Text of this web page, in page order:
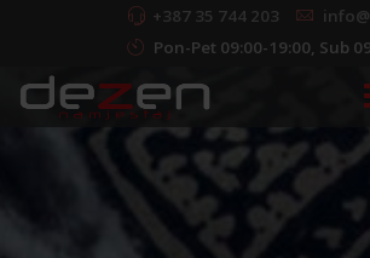
+387 35 744 203
Pon-Pet 09:00-19:00, Sub